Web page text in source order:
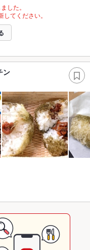
した。
てください。
ン